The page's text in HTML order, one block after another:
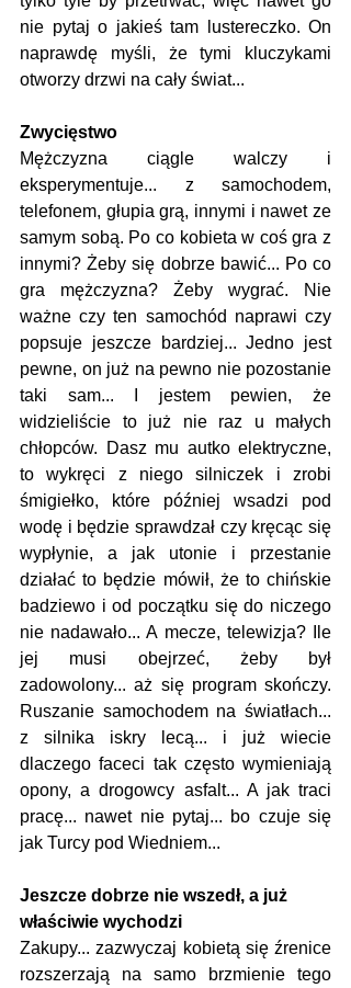
nie pytaj o jakieś tam lustereczko. On
naprawdę myśli, że tymi kluczykami
otworzy drzwi na cały świat...
Zwycięstwo
Mężczyzna ciągle walczy i
eksperymentuje... z samochodem,
telefonem, głupia grą, innymi i nawet ze
samym sobą. Po co kobieta w coś gra z
innymi? Żeby się dobrze bawić... Po co
gra mężczyzna? Żeby wygrać. Nie
ważne czy ten samochód naprawi czy
popsuje jeszcze bardziej... Jedno jest
pewne, on już na pewno nie pozostanie
taki sam... I jestem pewien, że
widzieliście to już nie raz u małych
chłopców. Dasz mu autko elektryczne,
to wykręci z niego silniczek i zrobi
śmigiełko, które później wsadzi pod
wodę i będzie sprawdzał czy kręcąc się
wypłynie, a jak utonie i przestanie
działać to będzie mówił, że to chińskie
badziewo i od początku się do niczego
nie nadawało... A mecze, telewizja? Ile
jej musi obejrzeć, żeby był
zadowolony... aż się program skończy.
Ruszanie samochodem na światłach...
z silnika iskry lecą... i już wiecie
dlaczego faceci tak często wymieniają
opony, a drogowcy asfalt... A jak traci
pracę... nawet nie pytaj... bo czuje się
jak Turcy pod Wiedniem...
Jeszcze dobrze nie wszedł, a już
właściwie wychodzi
Zakupy... zazwyczaj kobietą się źrenice
rozszerzają na samo brzmienie tego